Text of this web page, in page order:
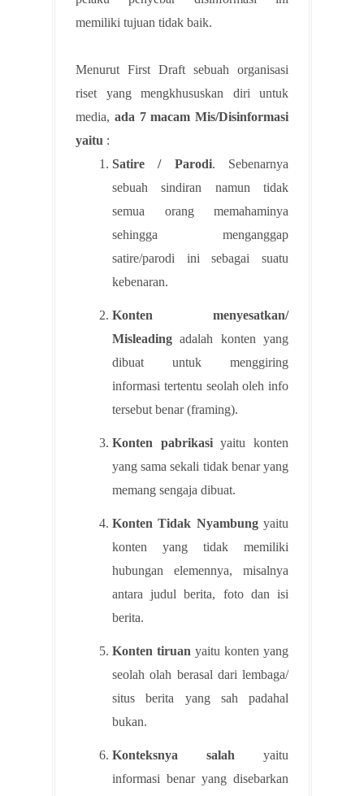
memiliki tujuan tidak baik.
Menurut First Draft sebuah organisasi
riset yang mengkhususkan diri untuk
media, ada 7 macam Mis/Disinformasi
yaitu :
Satire / Parodi. Sebenarnya
sebuah sindiran namun tidak
semua orang memahaminya
sehingga menganggap
satire/parodi ini sebagai suatu
kebenaran.
Konten menyesatkan/
Misleading adalah konten yang
dibuat untuk menggiring
informasi tertentu seolah oleh info
tersebut benar (framing).
Konten pabrikasiyaitu konten
yang sama sekali tidak benar yang
memang sengaja dibuat.
Konten Tidak Nyambungyaitu
konten yang tidak memiliki
hubungan elemennya, misalnya
antara judul berita, foto dan isi
berita.
Konten tiruan yaitu konten yang
seolah olah berasal dari lembaga/
situs berita yang sah padahal
bukan.
Konteksnya salah yaitu
informasi benar yang disebarkan